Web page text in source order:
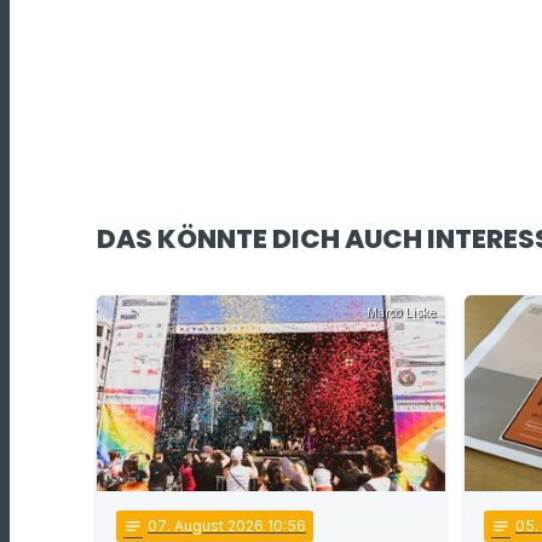
DAS KÖNNTE DICH AUCH
Marco Liske
notes 07. August 2026 10:56 notes 05